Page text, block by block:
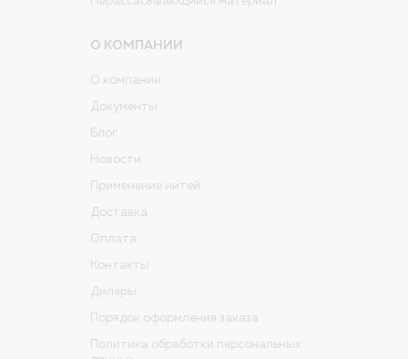
ДЛЯ РБО КОМПАНИИ
О компании
Документы
Блог
Новости
Применение нитей
Доставка
Оплата
Контакты
Дилеры
Порядок оформления заказа
Политика обработки персональных